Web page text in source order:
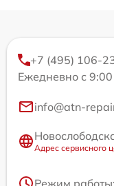
+7 (495) 106-
Ежедневно с
info@atn-
Адрес сервисного